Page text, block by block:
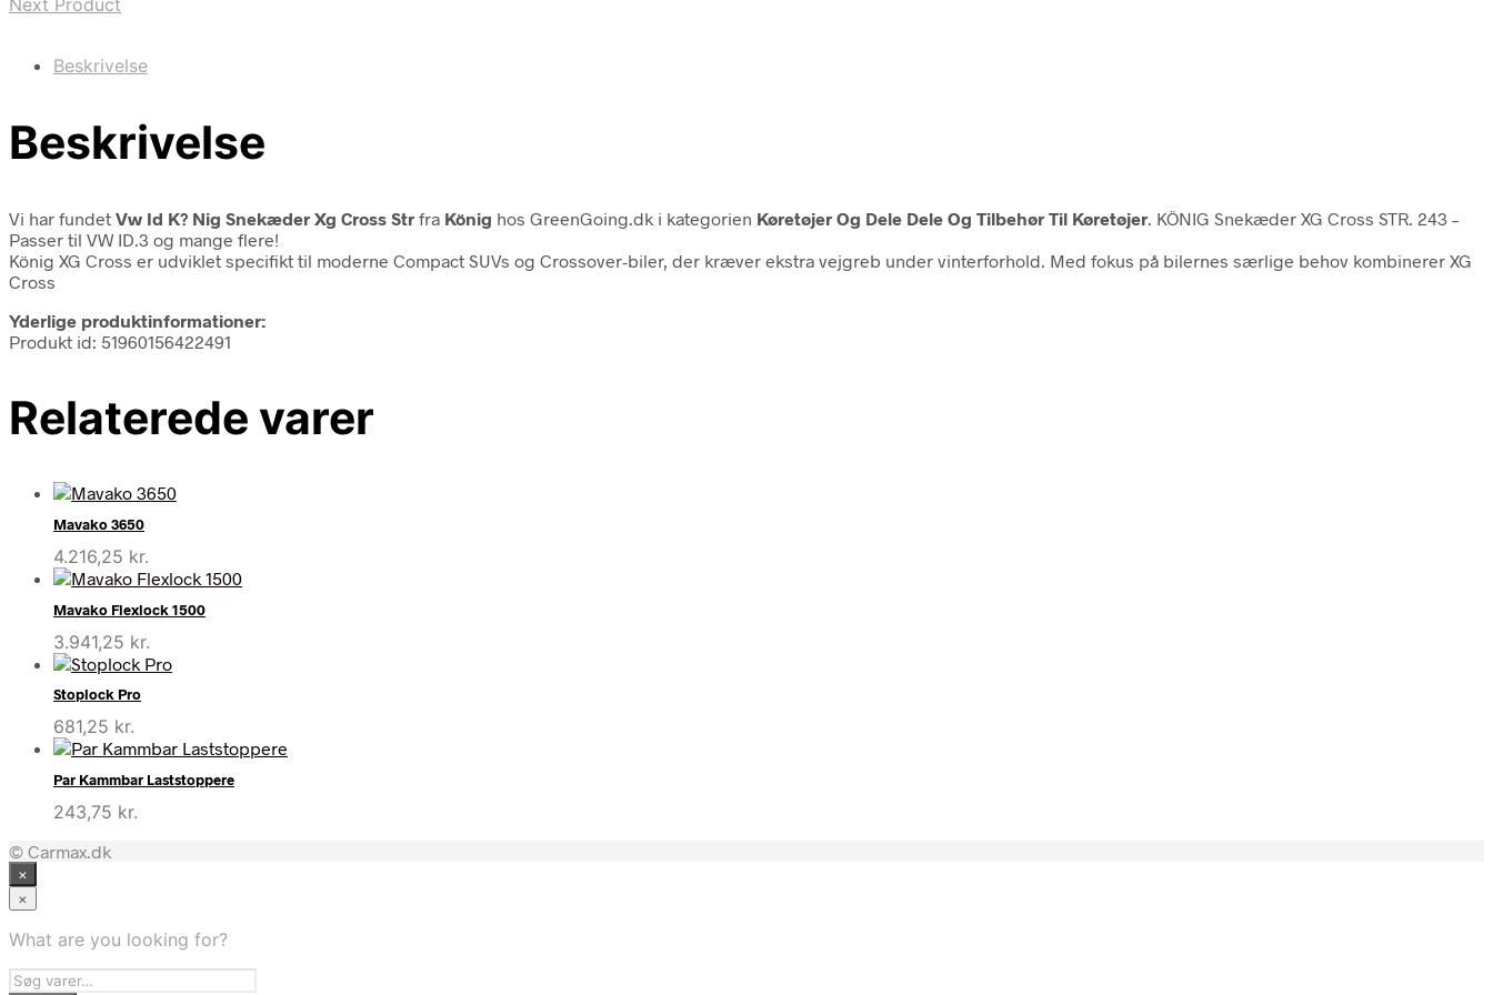
Beskrivelse
Beskrivelse
Vi har fundet Vw Id K? Nig Snekæder Xg Cross Str fra König hos GreenGoing.dk i kategorien Køretøjer Og Dele Dele Og Tilbehør Til Køretøjer . KÖNIG Snekæder XG Cross STR. 243 –
Passer til VW ID.3 og mange flere!
König XG Cross er udviklet specifikt til moderne Compact SUVs og Crossover-biler, der kræver ekstra vejgreb under vinterforhold. Med fokus på bilernes særlige behov kombinerer XG
Cross
Yderlige produktinformationer:
Produkt id: 51960156422491
Relaterede varer
Mavako 3650
4.216,25 kr.
Mavako Flexlock 1500
3.941,25 kr.
Stoplock Pro
681,25 kr.
Par Kammbar Laststoppere
243,75 kr.
© Carmax.dk
×
×
What are you looking for?